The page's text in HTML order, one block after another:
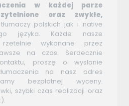
w każdej parze
oraz zwykłe,
polskich jak i native
języka. Każde nasze
wykonane przez
na czas. Serdecznie
proszę o wysłanie
na nasz adres
bezpłatnej wyceny.
szybki czas realizacji oraz